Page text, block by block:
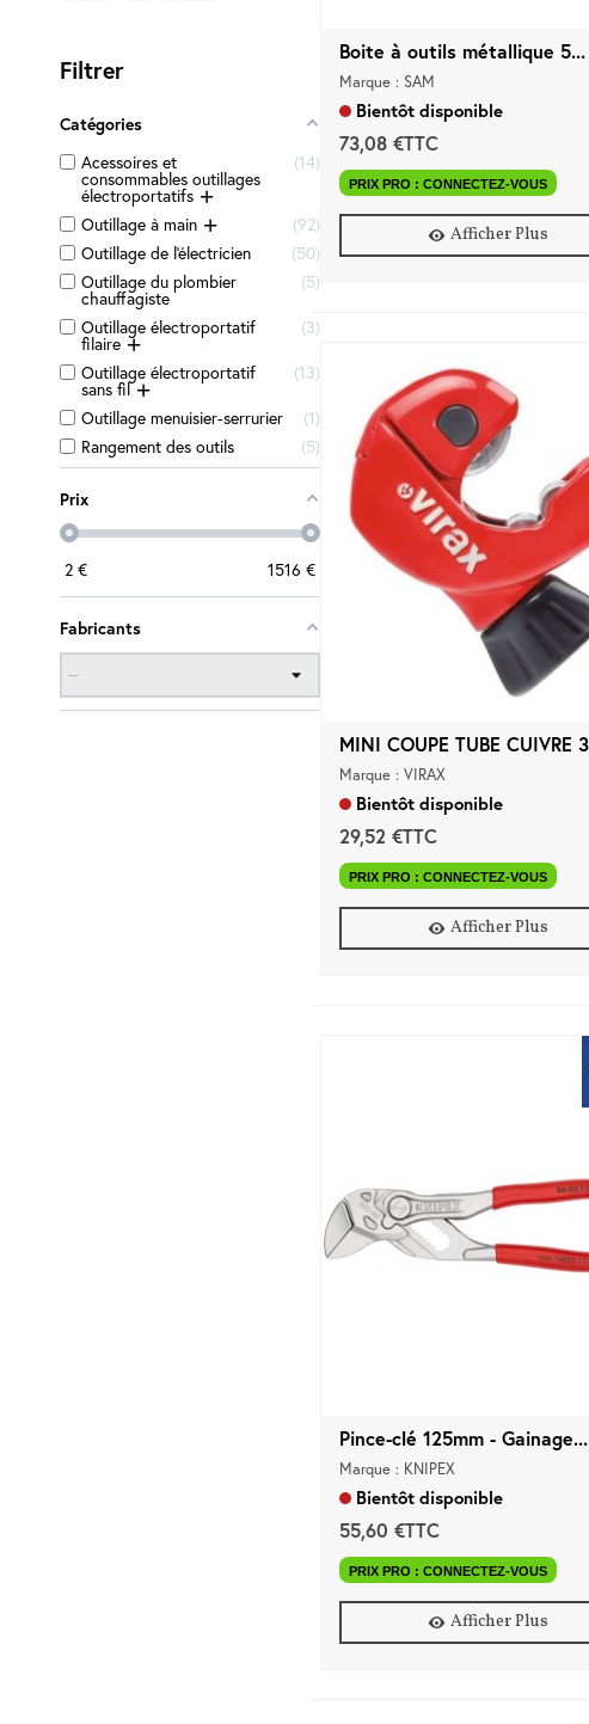
Filtrer
Catégories
Acessoires et
consommables outillages
électroportatifs
14
Outillage à main
92
Outillage de l'électricien
50
Outillage du plombier
chauffagiste
5
Outillage électroportatif
filaire
3
Outillage électroportatif
sans fil
13
Outillage menuisier-serrurier
1
Rangement des outils
5
Prix
2 € 1516 €
Fabricants
Boite à outils métallique 5...
Marque : SAM
Bientôt disponible
73,08 €TTC
PRIX PRO : CONNECTEZ-VOUS
Afficher Plus
Marque : VIRAX
Bientôt disponible
29,52 €TTC
PRIX PRO : CONNECTEZ-VOUS
Afficher Plus
Pince-clé 125mm - Gainage...
Marque : KNIPEX
Bientôt disponible
55,60 €TTC
PRIX PRO : CONNECTEZ-VOUS
Afficher Plus